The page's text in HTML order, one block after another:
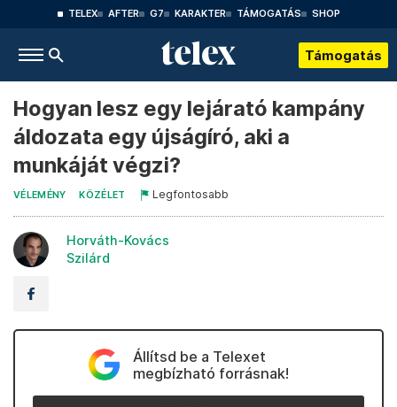
TELEX AFTER G7 KARAKTER TÁMOGATÁS SHOP
Támogatás
Hogyan lesz egy lejárató kampány
áldozata egy újságíró, aki a
munkáját végzi?
VÉLEMÉNY KÖZÉLET Legfontosabb
Horváth-Kovács
Szilárd
Állítsd be a Telexet
megbízható forrásnak!